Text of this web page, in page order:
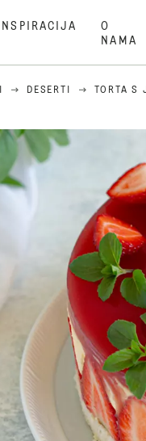
INSPIRACIJA
O
NAMA
DESERTI TORTA S